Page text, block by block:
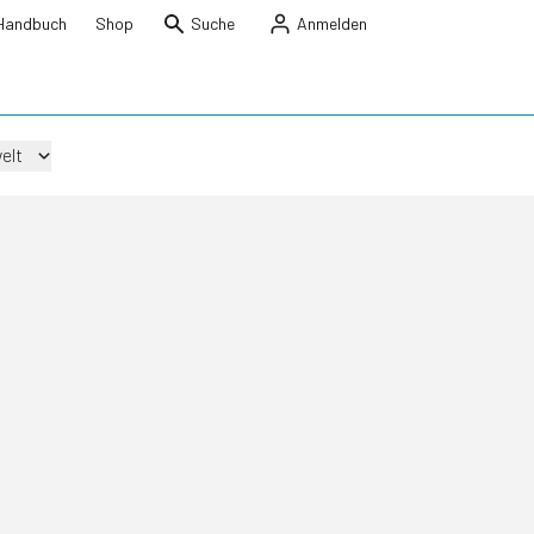
Shop Suche Anmelden